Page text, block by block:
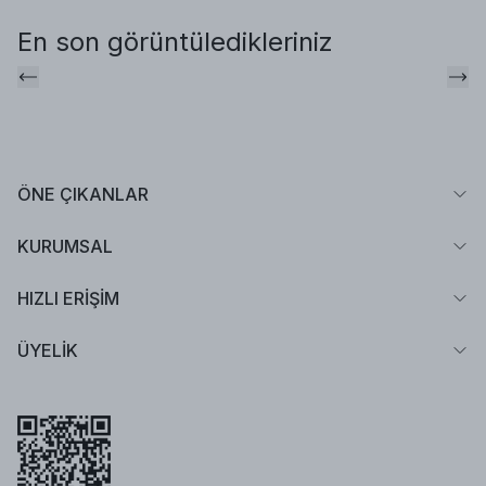
En son görüntüledikleriniz
ÖNE ÇIKANLAR
KURUMSAL
HIZLI ERİŞİM
ÜYELİK